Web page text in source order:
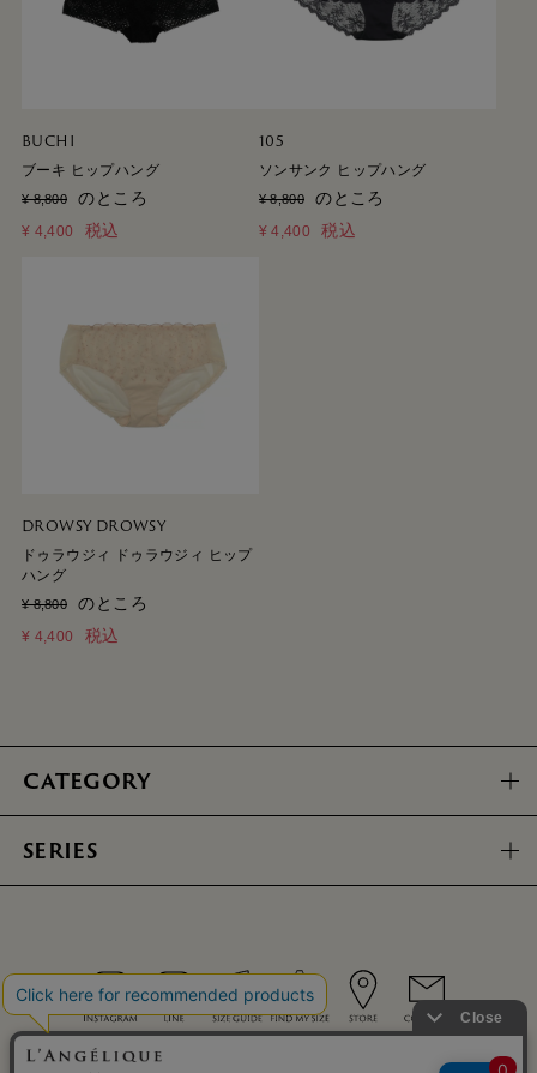
BUCHI
ブーキ ヒップハング
¥ 8,800 のところ
¥ 4,400 税込
105
ソンサンク ヒップハング
¥ 8,800 のところ
¥ 4,400 税込
DROWSY DROWSY
ドゥラウジィ ドゥラウジィ ヒップ
ハング
¥ 8,800 のところ
¥ 4,400 税込
CATEGORY
SERIES